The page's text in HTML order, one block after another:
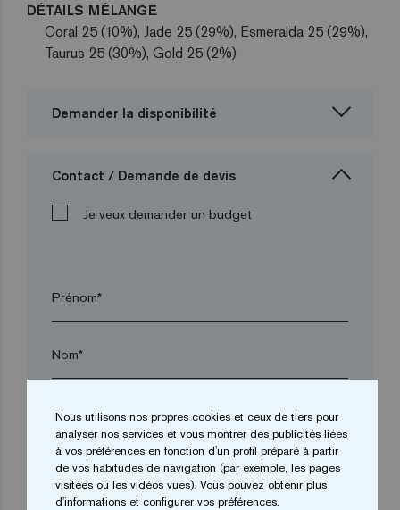
DÉTAILS MÉLANGE
Coral 25 (10%), Jade 25 (29%), Esmeralda 25 (29%),
Taurus 25 (30%), Gold 25 (2%)
Demander la disponibilité
Contact / Demande de devis
Je veux demander un budget
Prénom*
Nom*
Entreprise*
arrow_drop_down
Nous utilisons nos propres cookies et ceux de tiers pour
analyser nos services et vous montrer des publicités liées
à vos préférences en fonction d'un profil préparé à partir
de vos habitudes de navigation (par exemple, les pages
visitées ou les vidéos vues). Vous pouvez obtenir plus
d'informations et configurer vos préférences.